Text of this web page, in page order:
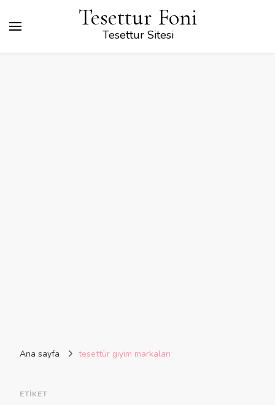
Tesettur Foni
Tesettur Sitesi
Ana sayfa tesettür giyim markaları
ETIKET